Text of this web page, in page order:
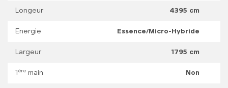
Longeur 4395 cm
Energie Essence/Micro-Hybride
Largeur 1795 cm
1ère main Non